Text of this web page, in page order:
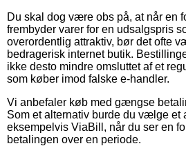
Du skal dog være obs på, at når en
frembyder varer for en udsalgspris
overordentlig attraktiv, bør det ofte
bedragerisk internet butik.
ikke desto mindre omsluttet af et
som køber imod falske e-handler.
Vi anbefaler køb med gængse
Som et alternativ burde du vælge et
eksempelvis ViaBill, når du ser en
betalingen over en periode.